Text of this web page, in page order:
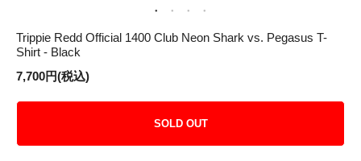
Trippie Redd Official 1400 Club Neon Shark vs. Pegasus T-
Shirt - Black
7,700円(税込)
SOLD OUT